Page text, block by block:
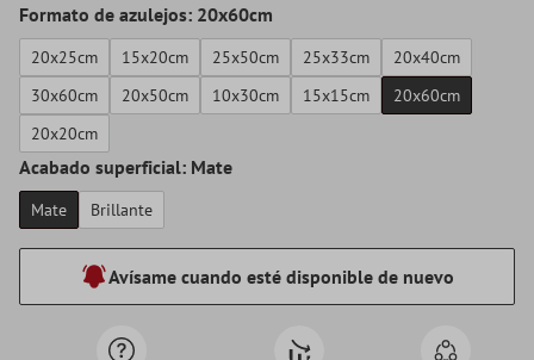
Formato de azulejos: 20x60cm
20x25cm 15x20cm 25x50cm 25x33cm
20x40cm
30x60cm
20x50cm 10x30cm 15x15cm
20x60cm
20x20cm
Acabado superficial: Mate
Mate Brillante
Avísame cuando esté disponible de nuevo